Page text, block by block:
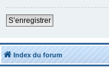
S’enregistrer
Index du forum